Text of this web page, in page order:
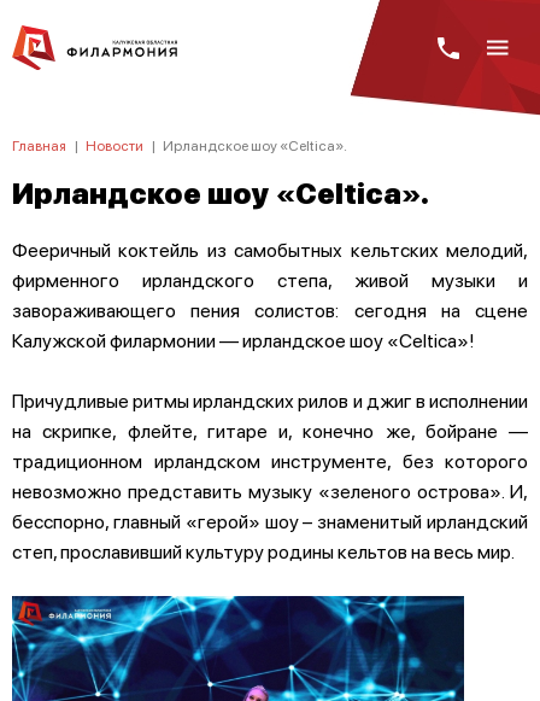
Главная | Новости | Ирландское шоу «Celtica».
Ирландское шоу «Celtica».
Фееричный коктейль из самобытных кельтских мелодий,
фирменного ирландского степа, живой музыки и
завораживающего пения солистов: сегодня на сцене
Калужской филармонии — ирландское шоу «Celtica»!
Причудливые ритмы ирландских рилов и джиг в исполнении
на скрипке, флейте, гитаре и, конечно же, бойране —
традиционном ирландском инструменте, без которого
невозможно представить музыку «зеленого острова». И,
бесспорно, главный «герой» шоу – знаменитый ирландский
степ, прославивший культуру родины кельтов на весь мир.